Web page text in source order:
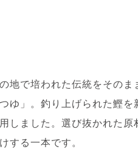
地で培われた伝統をそのま
ゆ」。釣り上げられた鰹を
しました。選び抜かれた原
する一本です。